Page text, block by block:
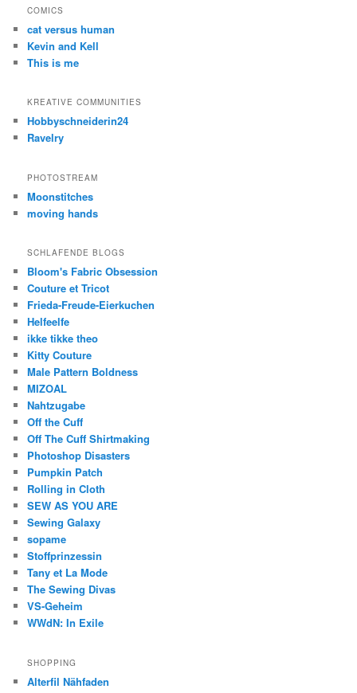
COMICS
cat versus human
Kevin and Kell
This is me
KREATIVE COMMUNITIES
Hobbyschneiderin24
Ravelry
PHOTOSTREAM
Moonstitches
moving hands
SCHLAFENDE BLOGS
Bloom's Fabric Obsession
Couture et Tricot
Frieda-Freude-Eierkuchen
Helfeelfe
ikke tikke theo
Kitty Couture
Male Pattern Boldness
MIZOAL
Nahtzugabe
Off the Cuff
Off The Cuff Shirtmaking
Photoshop Disasters
Pumpkin Patch
Rolling in Cloth
SEW AS YOU ARE
Sewing Galaxy
sopame
Stoffprinzessin
Tany et La Mode
The Sewing Divas
VS-Geheim
WWdN: In Exile
SHOPPING
Alterfil Nähfaden